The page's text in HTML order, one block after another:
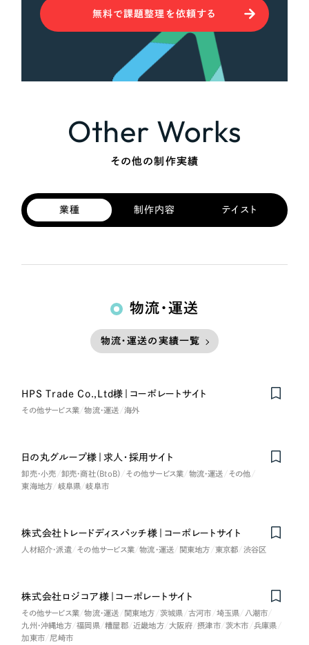
無料で課題整理を依頼する
Other Works
その他の制作実績
業種 制作内容 テイスト
物流・運送
物流・運送の実績一覧
Nominee
HPS Trade Co.,Ltd様｜コーポレートサイト
その他サービス業 物流・運送 海外
日の丸グループ様｜求人・採用サイト
卸売・小売 卸売・商社（BtoB） その他サービス業 物流・運送
その他
東海地方
岐阜県 岐阜市
株式会社トレードディスパッチ様｜コーポレートサイト
人材紹介・派遣 その他サービス業 物流・運送 関東地方 東京都 渋谷区
Nominee
株式会社ロジコア様｜コーポレートサイト
その他サービス業 物流・運送 関東地方 茨城県 古河市 埼玉県
八潮市
九州・沖縄地方
福岡県 糟屋郡 近畿地方 大阪府 摂津市 茨木市
兵庫県
加東市
尼崎市